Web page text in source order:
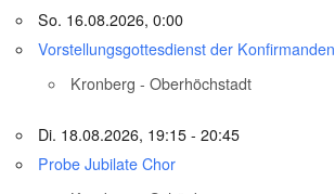
So. 16.08.2026, 0:00
Vorstellungsgottesdienst der Konfirmanden
Kronberg - Oberhöchstadt
Di. 18.08.2026, 19:15 - 20:45
Probe Jubilate Chor